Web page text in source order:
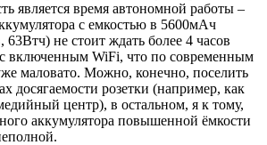
является время автономной работы –
с емкостью в 5600мАч
63Втч) не стоит ждать более 4 часов
включенным WiFi, что по современным
маловато. Можно, конечно, поселить
досягаемости розетки (например, как
центр), в остальном, я к тому,
аккумулятора повышенной ёмкости